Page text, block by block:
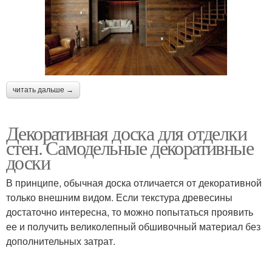
читать дальше →
Декоративная доска для отделки
стен. Самодельные декоративные
доски
В принципе, обычная доска отличается от декоративной
только внешним видом. Если текстура древесины
достаточно интересна, то можно попытаться проявить
ее и получить великолепный обшивочный материал без
дополнительных затрат.